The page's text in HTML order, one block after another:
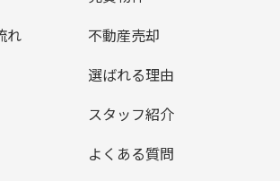
れ
不動産売却
選ばれる理由
スタッフ紹介
よくある質問